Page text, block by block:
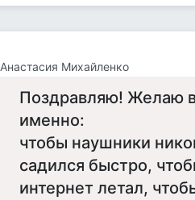
Анастасия Михайленко
Поздравляю! Желаю
именно:
чтобы наушники
садился быстро,
интернет летал,